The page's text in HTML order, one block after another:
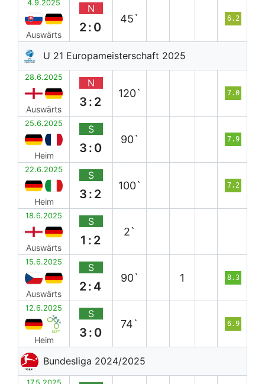
4.9.2025
Auswärts
N
2:0
45` 6.2
U 21 Europameisterschaft 2025
28.6.2025
Auswärts
N
3:2
120` 7.0
25.6.2025
Heim
S
3:0
90` 7.9
22.6.2025
Heim
S
3:2
100` 7.2
18.6.2025
Auswärts
S
1:2
2`
15.6.2025
Auswärts
S
2:4
90` 1 8.3
12.6.2025
Heim
S
3:0
74` 6.9
Bundesliga 2024/2025